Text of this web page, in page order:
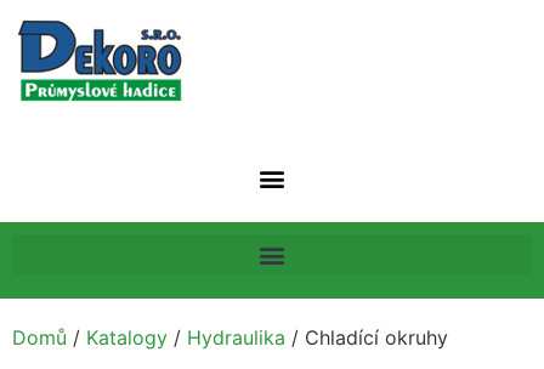
Domů / Katalogy / Hydraulika / Chladící okruhy